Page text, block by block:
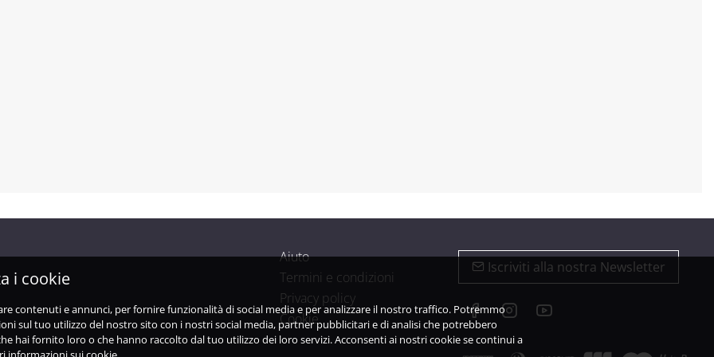
Aiuto
Termini e condizioni
Privacy policy
Cookie
Iscriviti alla nostra Newsletter
i cookie
contenuti e annunci, per fornire funzionalità di social media e per analizzare il nostro traffico. Potremmo
sul tuo utilizzo del nostro sito con i nostri social media, partner pubblicitari e di analisi che potrebbero
hai fornito loro o che hanno raccolto dal tuo utilizzo dei loro servizi. Acconsenti ai nostri cookie se continui a